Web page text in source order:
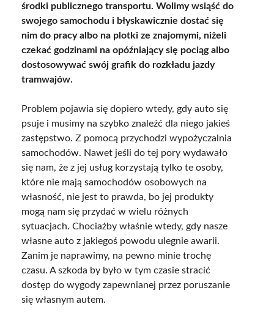
środki publicznego transportu. Wolimy wsiąść do
swojego samochodu i błyskawicznie dostać się
nim do pracy albo na plotki ze znajomymi, niżeli
czekać godzinami na opóźniający się pociąg albo
dostosowywać swój grafik do rozkładu jazdy
tramwajów.
Problem pojawia się dopiero wtedy, gdy auto się
psuje i musimy na szybko znaleźć dla niego jakieś
zastępstwo. Z pomocą przychodzi wypożyczalnia
samochodów. Nawet jeśli do tej pory wydawało
się nam, że z jej usług korzystają tylko te osoby,
które nie mają samochodów osobowych na
własność, nie jest to prawda, bo jej produkty
mogą nam się przydać w wielu różnych
sytuacjach. Chociażby właśnie wtedy, gdy nasze
własne auto z jakiegoś powodu ulegnie awarii.
Zanim je naprawimy, na pewno minie trochę
czasu. A szkoda by było w tym czasie stracić
dostęp do wygody zapewnianej przez poruszanie
się własnym autem.